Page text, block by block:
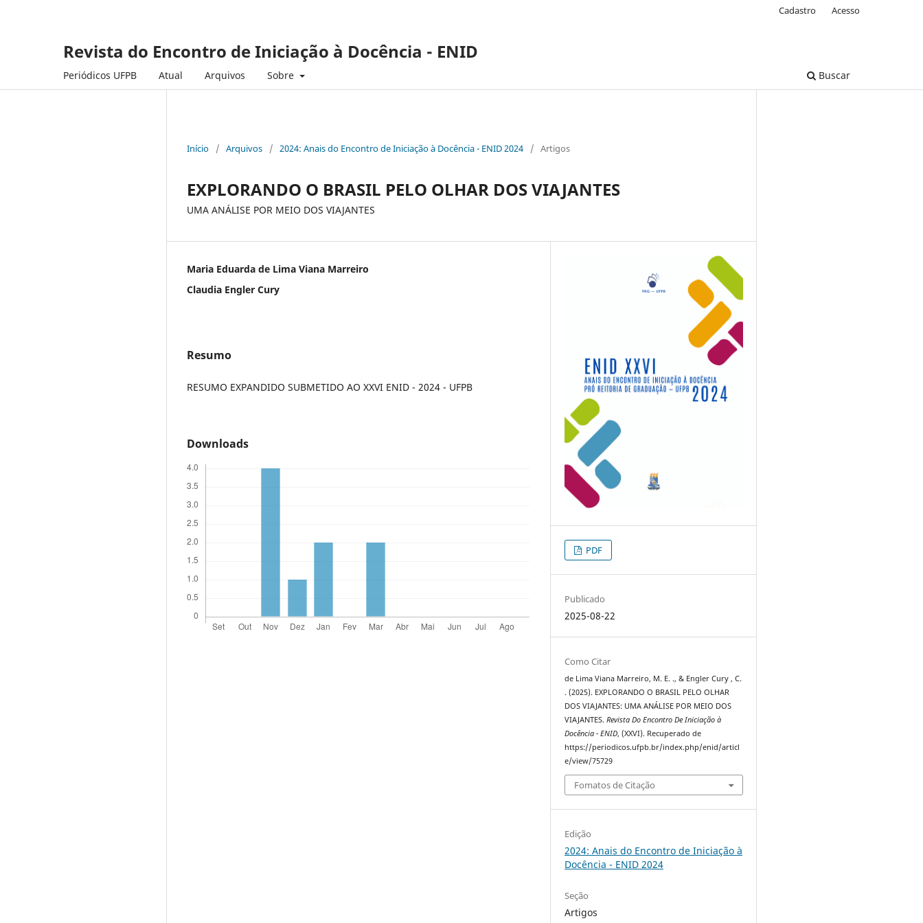
Revista do Encontro de Iniciação à Docência - ENID
Periódicos UFPB Atual Arquivos Sobre Buscar
Cadastro Acesso
Início / Arquivos / 2024: Anais do Encontro de Iniciação à Docência - ENID 2024 / Artigos
EXPLORANDO O BRASIL PELO OLHAR DOS VIAJANTES
UMA ANÁLISE POR MEIO DOS VIAJANTES
Maria Eduarda de Lima Viana Marreiro
Claudia Engler Cury
Resumo
RESUMO EXPANDIDO SUBMETIDO AO XXVI ENID - 2024 - UFPB
Downloads
PDF
Publicado
2025-08-22
Como Citar
de Lima Viana Marreiro, M. E. ., & Engler Cury , C.
. (2025). EXPLORANDO O BRASIL PELO OLHAR
DOS VIAJANTES: UMA ANÁLISE POR MEIO DOS
VIAJANTES.Revista Do Encontro De Iniciação à
Docência - ENID, (XXVI). Recuperado de
https://periodicos.ufpb.br/index.php/enid/articl
e/view/75729
Fomatos de Citação
Edição
2024: Anais do Encontro de Iniciação à
Docência - ENID 2024
Seção
Artigos